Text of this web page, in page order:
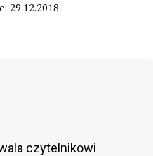
29.12.2018
czytelnikowi